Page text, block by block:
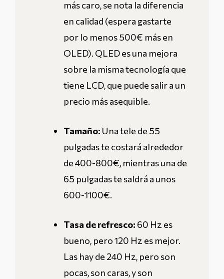
más caro, se nota la diferencia
en calidad (espera gastarte
por lo menos 500€ más en
OLED). QLED es una mejora
sobre la misma tecnología que
tiene LCD, que puede salir a un
precio más asequible.
Tamaño: Una tele de 55
pulgadas te costará alrededor
de 400-800€, mientras una de
65 pulgadas te saldrá a unos
600-1100€.
Tasa de refresco: 60 Hz es
bueno, pero 120 Hz es mejor.
Las hay de 240 Hz, pero son
pocas, son caras, y son